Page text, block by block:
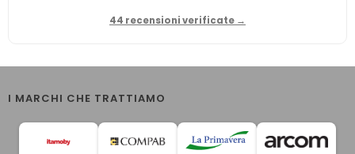
44 recensioni verificate →
I MARCHI CHE TRATTIAMO